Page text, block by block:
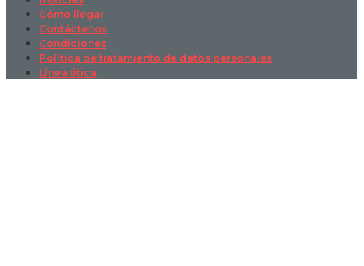
Cómo llegar
Contáctenos
Condiciones
Política de tratamiento de datos personales
Línea ética